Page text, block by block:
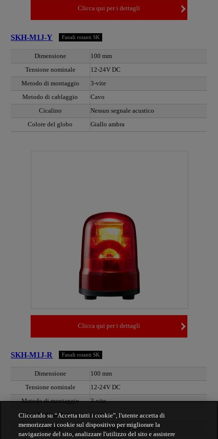
Clicca qui per i dettagli
SKH-M1J-Y Fanali rotanti SK
Dimensione
100 mm
Tensione nominale
12-24V DC
Metodo di montaggio
3-vite
Metodo di cablaggio
Cavo
Cicalino
Nessun segnale acustico
Colore del globo
Giallo ambra
Clicca qui per i dettagli
SKH-M1J-R Fanali rotanti SK
Dimensione
100 mm
Tensione nominale
12-24V DC
Metodo di montaggio
3-vite
Metodo di cablaggio
Cavo
Cicalino
Nessun segnale acustico
Cliccando su “Accetta tutti i cookie”, l'utente accetta di
memorizzare i cookie sul dispositivo per migliorare la
navigazione del sito, analizzare l'utilizzo del sito e assistere